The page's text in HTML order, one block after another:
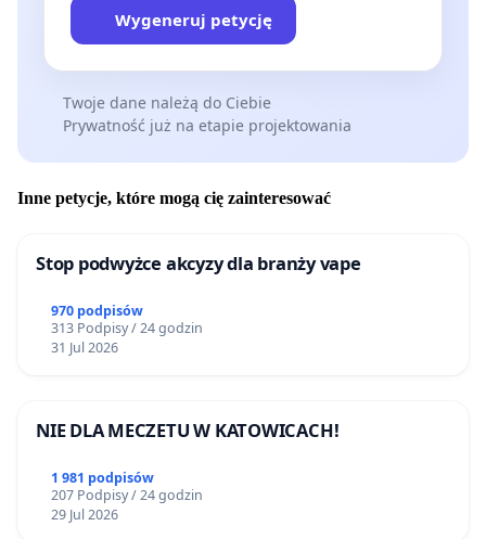
Wygeneruj petycję
Twoje dane należą do Ciebie
Prywatność już na etapie projektowania
Inne petycje, które mogą cię zainteresować
Stop podwyżce akcyzy dla branży vape
970 podpisów
313 Podpisy / 24 godzin
31 Jul 2026
NIE DLA MECZETU W KATOWICACH!
1 981 podpisów
207 Podpisy / 24 godzin
29 Jul 2026